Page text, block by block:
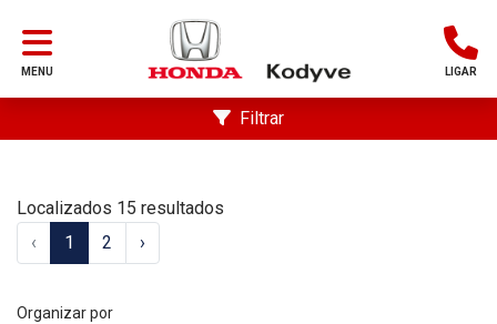
MENU LIGAR
Localizados 15 resultados
‹
1 2 ›
Filtrar
Organizar por